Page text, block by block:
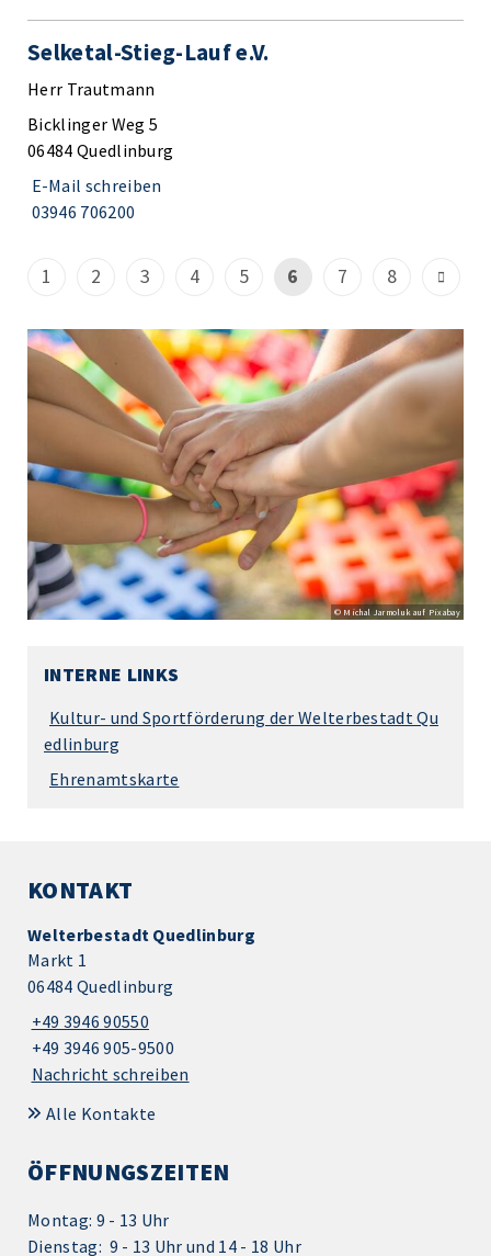
Selketal-Stieg-Lauf e.V.
Herr Trautmann
Bicklinger Weg 5
06484 Quedlinburg
E-Mail schreiben
03946 706200
1 2 3 4 5 6 7 8
© Michal Jarmoluk auf Pixabay
INTERNE LINKS
Kultur- und Sportförderung der Welterbestadt Qu
edlinburg
Ehrenamtskarte
KONTAKT
Welterbestadt Quedlinburg
Markt 1
06484 Quedlinburg
+49 3946 90550
+49 3946 905-9500
Nachricht schreiben
Alle Kontakte
ÖFFNUNGSZEITEN
Montag: 9 - 13 Uhr
Dienstag: 9 - 13 Uhr und 14 - 18 Uhr